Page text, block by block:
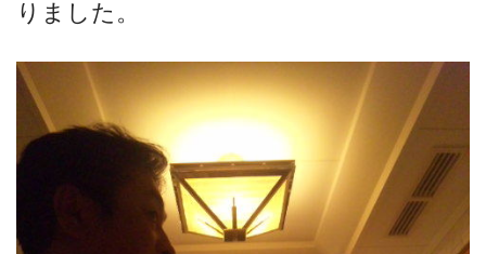
りました。